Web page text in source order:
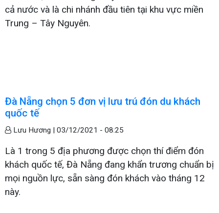
cả nước và là chi nhánh đầu tiên tại khu vực miền
Trung – Tây Nguyên.
Đà Nẵng chọn 5 đơn vị lưu trú đón du khách
quốc tế
Lưu Hương | 03/12/2021 - 08:25
Là 1 trong 5 địa phương được chọn thí điểm đón
khách quốc tế, Đà Nẵng đang khẩn trương chuẩn bị
mọi nguồn lực, sẵn sàng đón khách vào tháng 12
này.